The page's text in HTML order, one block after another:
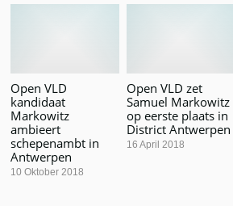
Open VLD
kandidaat
Markowitz
ambieert
schepenambt in
Antwerpen
10 Oktober 2018
Open VLD zet
Samuel Markowitz
op eerste plaats in
District Antwerpen
16 April 2018